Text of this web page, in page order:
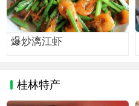
爆炒漓江虾
桂林特产